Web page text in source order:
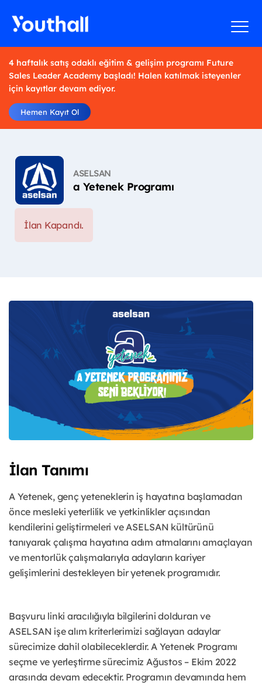
4 haftalık satış odaklı eğitim & gelişim programı Future
Sales Leader Academy başladı! Halen katılmak isteyenler
için kayıtlar devam ediyor.
Hemen Kayıt Ol
ASELSAN
a Yetenek Programı
İlan Kapandı.
İlan Tanımı
A Yetenek, genç yeteneklerin iş hayatına başlamadan
önce mesleki yeterlilik ve yetkinlikler açısından
kendilerini geliştirmeleri ve ASELSAN kültürünü
tanıyarak çalışma hayatına adım atmalarını amaçlayan
ve mentorlük çalışmalarıyla adayların kariyer
gelişimlerini destekleyen bir yetenek programıdır.
Başvuru linki aracılığıyla bilgilerini dolduran ve
ASELSAN işe alım kriterlerimizi sağlayan adaylar
sürecimize dahil olabileceklerdir. A Yetenek Programı
seçme ve yerleştirme sürecimiz Ağustos – Ekim 2022
arasında devam edecektir. Programın devamında hem